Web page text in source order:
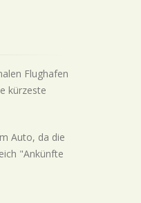
Flughafen
kürzeste
Auto, da die
"Ankünfte